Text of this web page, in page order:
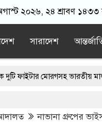
২০২৬, ২৪ শ্রাবণ ১৪৩৩
সারাদেশ
মোরগসহ ভারতীয় মালামাল
এলাকায় রাত ৯টা থেকে সকাল
নাভানা গ্রুপের